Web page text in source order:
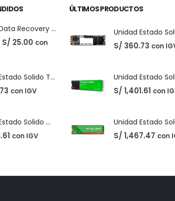
Easeus Data Recovery Wizard 13.5
El
precio
S/ 25.00Elcon
Unidad Estado Solido TeamGroup 512GB MS30
con IGV
Unidad Estado Solido Western Digital Green SN350 2TB
con IGV
ÚLTIMOS PRODUCTOS
S/ 360.73 con
S/ 1,401.61 con
S/ 1,467.47 con